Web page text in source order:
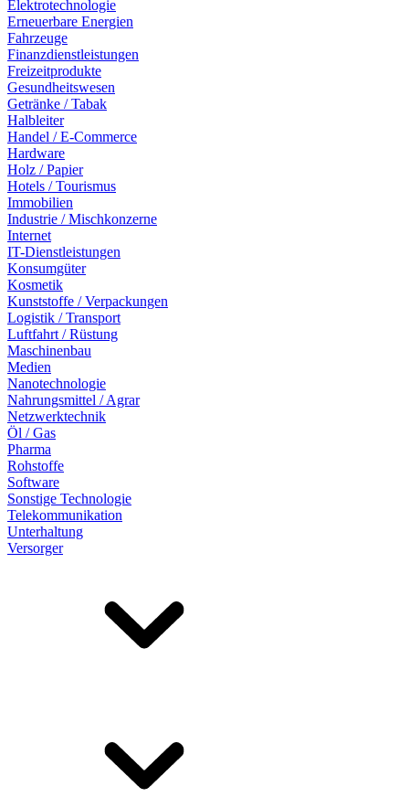
Elektrotechnologie
Erneuerbare Energien
Fahrzeuge
Finanzdienstleistungen
Freizeitprodukte
Gesundheitswesen
Getränke / Tabak
Halbleiter
Handel / E-Commerce
Hardware
Holz / Papier
Hotels / Tourismus
Immobilien
Industrie / Mischkonzerne
Internet
IT-Dienstleistungen
Konsumgüter
Kosmetik
Kunststoffe / Verpackungen
Logistik / Transport
Luftfahrt / Rüstung
Maschinenbau
Medien
Nanotechnologie
Nahrungsmittel / Agrar
Netzwerktechnik
Öl / Gas
Pharma
Rohstoffe
Software
Sonstige Technologie
Telekommunikation
Unterhaltung
Versorger